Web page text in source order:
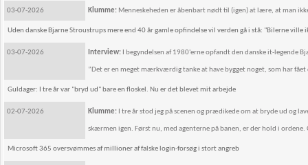
03-07-2026 Klumme: Menneskeheden er åbenbart nødt til (igen) at lære, at man
Uden danske Bjarne Stroustrups mere end 40 år gamle opfindelse vil verden gå i stå: "Bilerne
03-07-2026 Interview: I begyndelsen af 1980'erne opfandt den danske it-legende
”Det er en meget mærkværdig tanke at have bygget noget, som har
Guldager: I tre år var "bryd ud" bare en floskel. Nu er det blevet mit arbejde
02-07-2026 Klumme: I tre år stod jeg på scenen og prædikede om at bryde ud og
skærmen igen. Først nu, med agenterne på banen, er der hold i ordene.
Microsoft 365 oversvømmes af millioner af falske login-forsøg i stort angreb